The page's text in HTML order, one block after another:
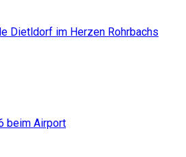
Dietldorf im Herzen Rohrbachs
beim Airport